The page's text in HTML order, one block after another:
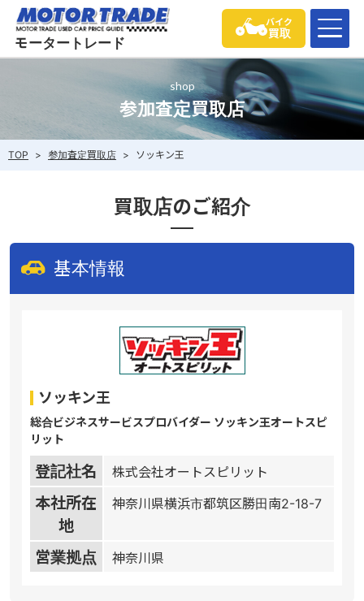
モータートレード
バイク
買取
shop
参加査定買取店
TOP > 参加査定買取店 > ソッキン王
買取店のご紹介
基本情報
ソッキン王
総合ビジネスサービスプロバイダー ソッキン王オートスピ
リット
登記社名 株式会社オートスピリット
本社所在
地
神奈川県横浜市都筑区勝田南2-18-7
営業拠点 神奈川県